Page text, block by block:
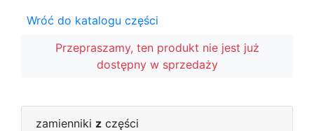
Wróć do katalogu części
Przepraszamy, ten produkt nie jest już
dostępny w sprzedaży
zamienniki z części